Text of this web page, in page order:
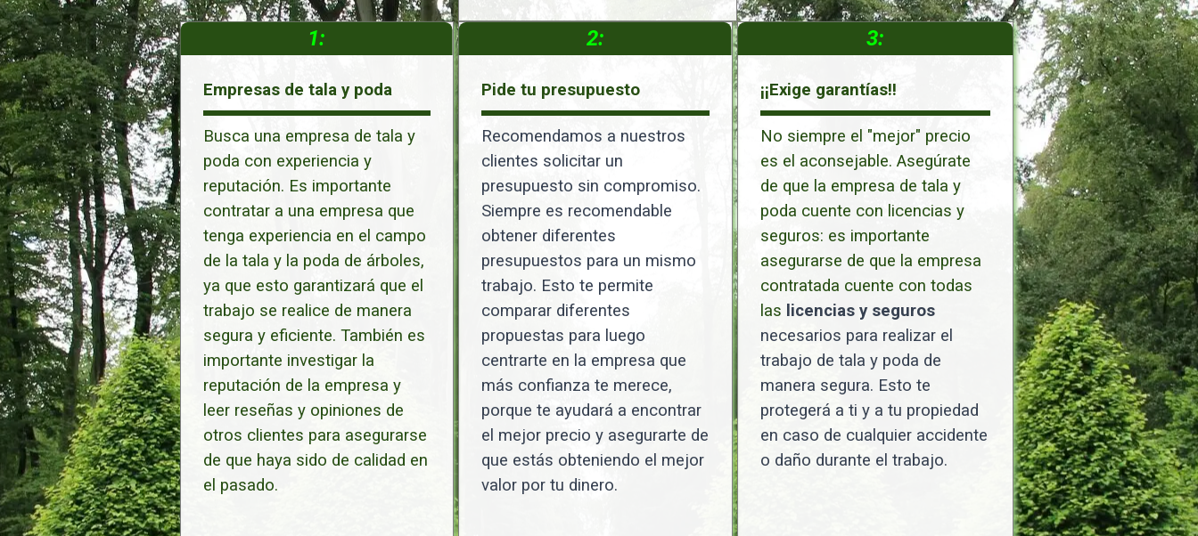
1:
Empresas de tala y poda
Busca una empresa de tala y
poda con experiencia y
reputación. Es importante
contratar a una empresa que
tenga experiencia en el campo
de la tala y la poda de árboles,
ya que esto garantizará que el
trabajo se realice de manera
segura y eficiente. También es
importante investigar la
reputación de la empresa y
leer reseñas y opiniones de
otros clientes para asegurarse
de que haya sido de calidad en
el pasado.
2:
Pide tu presupuesto
Recomendamos a nuestros
clientes solicitar un
presupuesto sin compromiso.
Siempre es recomendable
obtener diferentes
presupuestos para un mismo
trabajo. Esto te permite
comparar diferentes
propuestas para luego
centrarte en la empresa que
más confianza te merece,
porque te ayudará a encontrar
el mejor precio y asegurarte de
que estás obteniendo el mejor
valor por tu dinero.
3:
¡¡Exige garantías!!
No siempre el "mejor" precio
es el aconsejable. Asegúrate
de que la empresa de tala y
poda cuente con licencias y
seguros: es importante
asegurarse de que la empresa
contratada cuente con todas
las licencias y seguros
necesarios para realizar el
trabajo de tala y poda de
manera segura. Esto te
protegerá a ti y a tu propiedad
en caso de cualquier accidente
o daño durante el trabajo.